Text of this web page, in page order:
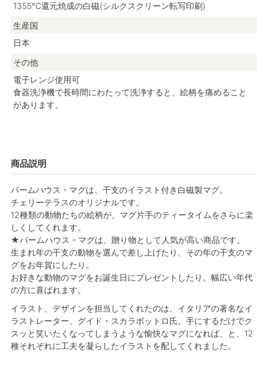
1355℃還元焼成の白磁(シルクスクリーン転写印刷)
生産国
日本
その他
電子レンジ使用可
食器洗浄機で長時間にわたって洗浄すると、絵柄を痛めること
があります。
商品説明
パームハウス・マグは、干支のイラスト付き白磁製マグ。
チェリーテラスのオリジナルです。
12種類の動物たちの絵柄が、マグ片手のティータイムをさらに楽
しくしてくれます。
★パームハウス・マグは、贈り物として人気が高い商品です。
生まれ年の干支の動物を選んで差し上げたり、その年の干支のマ
グをお年賀にしたり。
お好きな動物のマグをお誕生日にプレゼントしたり。幅広い年代
の方に喜ばれます。
イラスト、デザインを担当してくれたのは、イタリアの著名なイ
ラストレーター、グイド・スカラボットロ氏。手にするだけでク
スッと笑いたくなってしまうような愉快なマグになれば、と、12
種それぞれに工夫を凝らしたイラストを配してくれました。